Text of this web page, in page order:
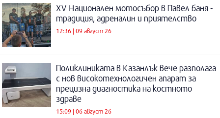
XV Национален мотосъбор в Павел баня -
традиция, адреналин и приятелство
12:36 | 09 август 26
Поликлиниката в Казанлък вече разполага
с нов високотехнологичен апарат за
прецизна диагностика на костното
здраве
15:09 | 06 август 26